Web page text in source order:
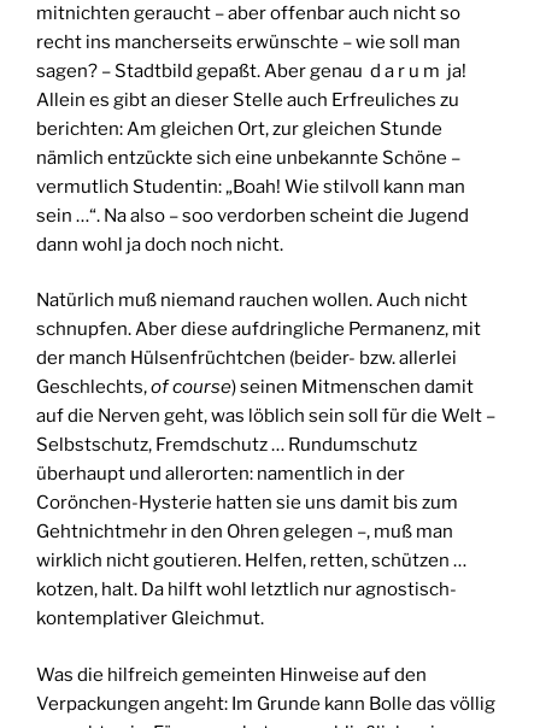
mitnichten geraucht – aber offenbar auch nicht so
recht ins mancherseits erwünschte – wie soll man
sagen? – Stadtbild gepaßt. Aber genau d a r u m ja!
Allein es gibt an dieser Stelle auch Erfreuliches zu
berichten: Am gleichen Ort, zur gleichen Stunde
nämlich entzückte sich eine unbekannte Schöne –
vermutlich Studentin: „Boah! Wie stilvoll kann man
sein …“. Na also – soo verdorben scheint die Jugend
dann wohl ja doch noch nicht.
Natürlich muß niemand rauchen wollen. Auch nicht
schnupfen. Aber diese aufdringliche Permanenz, mit
der manch Hülsenfrüchtchen (beider- bzw. allerlei
Geschlechts,of course) seinen Mitmenschen damit
auf die Nerven geht, was löblich sein soll für die Welt –
Selbstschutz, Fremdschutz … Rundumschutz
überhaupt und allerorten: namentlich in der
Corönchen-Hysterie hatten sie uns damit bis zum
Gehtnichtmehr in den Ohren gelegen –, muß man
wirklich nicht goutieren. Helfen, retten, schützen …
kotzen, halt. Da hilft wohl letztlich nur agnostisch-
kontemplativer Gleichmut.
Was die hilfreich gemeinten Hinweise auf den
Verpackungen angeht: Im Grunde kann Bolle das völlig